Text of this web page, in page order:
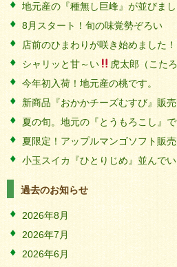
地元産の『種無し巨峰』が並びまし
8月スタート！旬の味覚勢ぞろい
店前のひまわりが咲き始めました！
シャリッと甘～い
虎太郎（こた
今年初入荷！地元産の桃です。
新商品『おかかチーズむすび』販
夏の旬。地元の『とうもろこし』で
夏限定！アップルマンゴソフト販
小玉スイカ『ひとりじめ』並んでい
過去のお知らせ
2026年8月
2026年7月
2026年6月